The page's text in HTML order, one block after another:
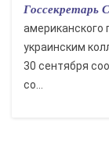
Госсекретарь
американского
украинским
30 сентября
со...